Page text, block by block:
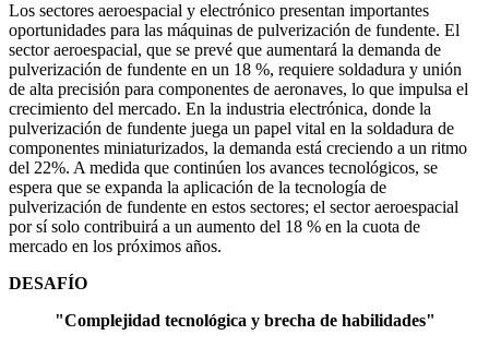
Los sectores aeroespacial y electrónico presentan importantes
oportunidades para las máquinas de pulverización de fundente. El
sector aeroespacial, que se prevé que aumentará la demanda de
pulverización de fundente en un 18 %, requiere soldadura y unión
de alta precisión para componentes de aeronaves, lo que impulsa el
crecimiento del mercado. En la industria electrónica, donde la
pulverización de fundente juega un papel vital en la soldadura de
componentes miniaturizados, la demanda está creciendo a un ritmo
del 22%. A medida que continúen los avances tecnológicos, se
espera que se expanda la aplicación de la tecnología de
pulverización de fundente en estos sectores; el sector aeroespacial
por sí solo contribuirá a un aumento del 18 % en la cuota de
mercado en los próximos años.
DESAFÍO
"Complejidad tecnológica y brecha de habilidades"